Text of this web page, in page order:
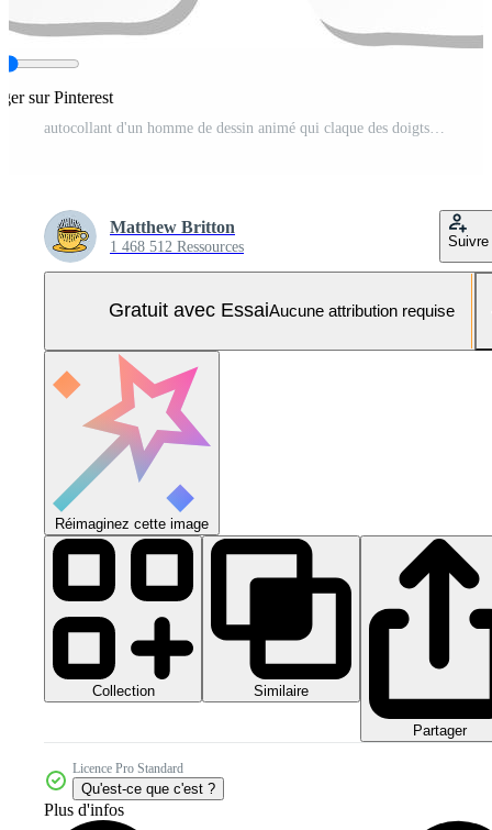
sur Pinterest
Matthew Britton
1 468 512 Ressources Suivre
Gratuit avec EssaiAucune attribution requise
Réimaginez cette image
Collection Similaire
Partager
Licence Pro Standard
Qu'est-ce que c'est ?
Plus d'infos